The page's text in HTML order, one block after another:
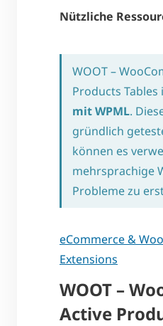
Nützliche
WOOT –
Products Tables
mit WPML.
gründlich
können es
mehrsprachige
Probleme zu
eCommerce &
Extensions
WOOT –
Active